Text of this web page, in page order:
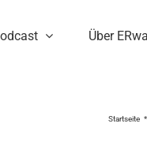
Über
Startseite